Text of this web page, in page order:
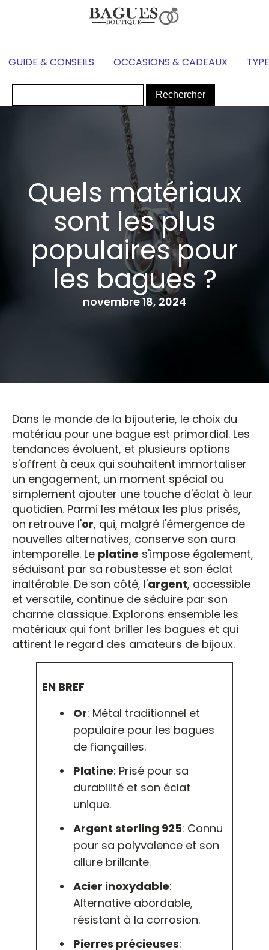
GUIDE & CONSEILS OCCASIONS & CADEAUX
Quels matériaux
sont les plus
populaires pour
les bagues ?
novembre 18, 2024
Dans le monde de la bijouterie, le choix du
matériau pour une bague est primordial. Les
tendances évoluent, et plusieurs options
s'offrent à ceux qui souhaitent immortaliser
un engagement, un moment spécial ou
simplement ajouter une touche d'éclat à leur
quotidien. Parmi les métaux les plus prisés,
on retrouve l'or, qui, malgré l'émergence de
nouvelles alternatives, conserve son aura
intemporelle. Le platine s'impose également,
séduisant par sa robustesse et son éclat
inaltérable. De son côté, l'argent, accessible
et versatile, continue de séduire par son
charme classique. Explorons ensemble les
matériaux qui font briller les bagues et qui
attirent le regard des amateurs de bijoux.
EN BREF
Or: Métal traditionnel et
populaire pour les bagues
de fiançailles.
Platine: Prisé pour sa
durabilité et son éclat
unique.
Argent sterling 925: Connu
pour sa polyvalence et son
allure brillante.
Acier inoxydable:
Alternative abordable,
résistant à la corrosion.
Pierres précieuses: